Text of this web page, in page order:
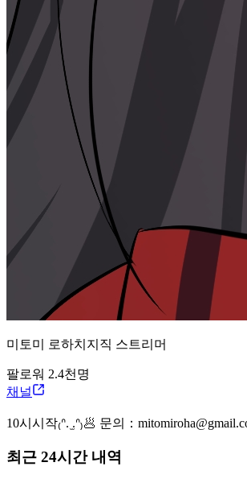
미토미 로하치지직 스트리머
팔로워 2.4천 명
채널
10시시작₍ᐢ. ̫.ᐢ₎🥟 문의：
최근 24시간 내역